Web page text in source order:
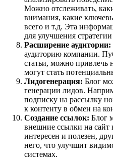
Можно отслеживать,
внимания, какие
всего и т.д. Эта
для улучшения
Расширение аудитории:
аудиторию компании.
статьи, можно привлечь
могут стать
Лидогенерация: Блог
генерации лидов.
подписку на рассылку
к контенту в обмен на
Создание ссылок: Блог
внешние ссылки на сайт
интересен и полезен,
него, что улучшит
системах.